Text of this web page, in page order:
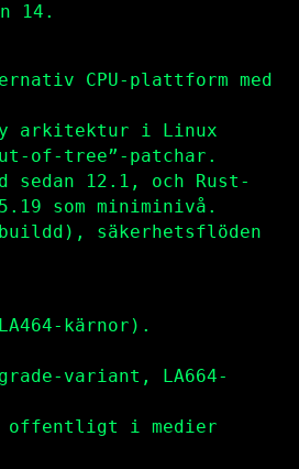
14.
CPU-plattform med
ny arkitektur i Linux
of-tree”-patchar.
sedan 12.1, och Rust-
som miniminivå.
säkerhetsflöden
kärnor).
variant, LA664-
offentligt i medier